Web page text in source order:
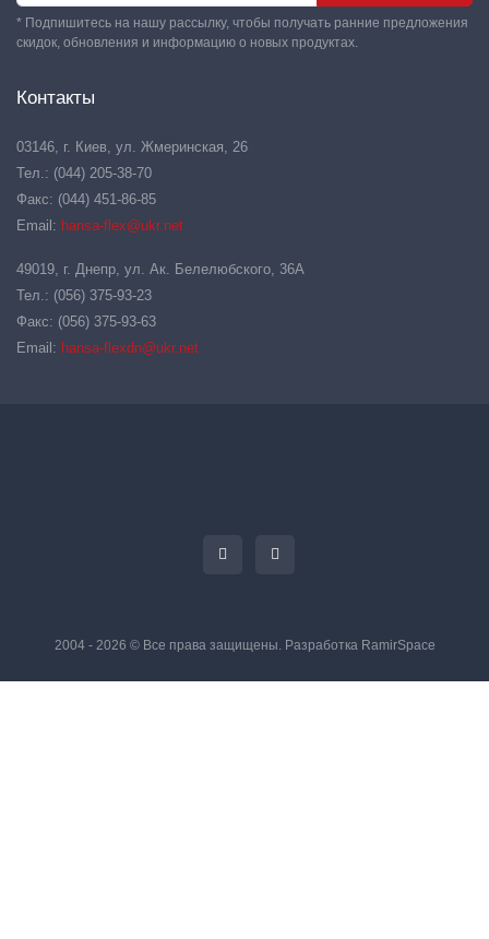
* Подпишитесь на нашу рассылку, чтобы получать ранние предложения
скидок, обновления и информацию о новых продуктах.
Контакты
03146, г. Киев, ул. Жмеринская, 26
Тел.: (044) 205-38-70
Факс: (044) 451-86-85
Email: hansa-flex@ukr.net
49019, г. Днепр, ул. Ак. Белелюбского, 36А
Тел.: (056) 375-93-23
Факс: (056) 375-93-63
Email: hansa-flexdn@ukr.net
2004 - 2026 © Все права защищены. Разработка RamirSpace